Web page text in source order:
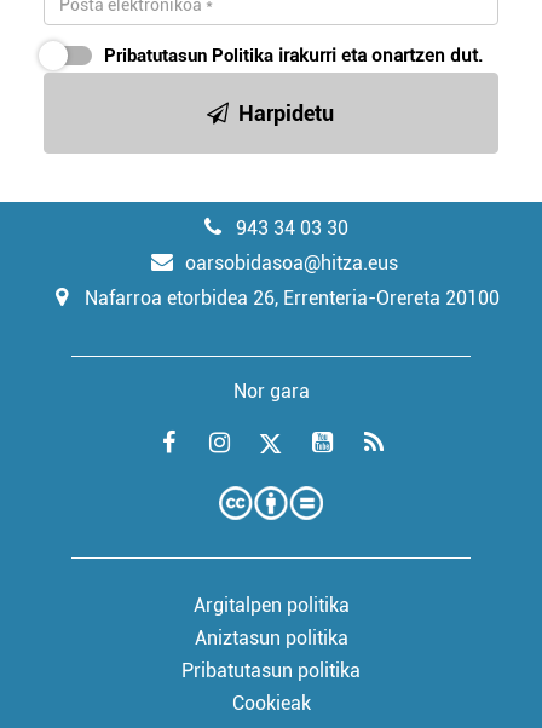
Pribatutasun Politika irakurri eta onartzen dut.
Harpidetu
943 34 03 30
oarsobidasoa@hitza.eus
Nafarroa etorbidea 26, Errenteria-Orereta 20100
Nor gara
Argitalpen politika
Aniztasun politika
Pribatutasun politika
Cookieak